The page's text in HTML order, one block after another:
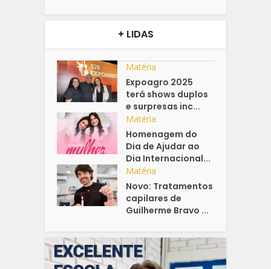
+ LIDAS
Matéria
Expoagro 2025
terá shows duplos
e surpresas inc...
Matéria
Homenagem do
Dia de Ajudar ao
Dia Internacional...
Matéria
Novo: Tratamentos
capilares de
Guilherme Bravo ...